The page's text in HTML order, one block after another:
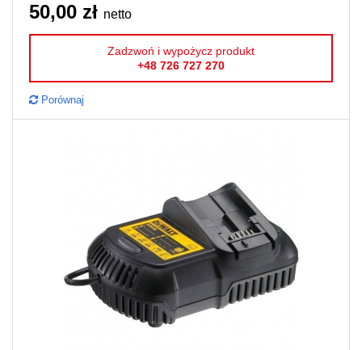
50,00 zł netto
Zadzwoń i wypożycz produkt
+48 726 727 270
Porównaj